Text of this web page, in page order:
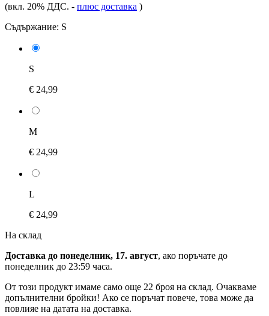
(вкл. 20% ДДС. - плюс доставка )
Съдържание: S
S
€ 24,99
M
€ 24,99
L
€ 24,99
На склад
Доставка до понеделник, 17. август, ако поръчате до
понеделник до 23:59 часа.
От този продукт имаме само още 22 броя на склад. Очакваме
допълнителни бройки! Ако се поръчат повече, това може да
повлияе на датата на доставка.